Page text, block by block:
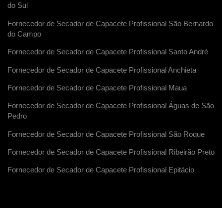
do Sul
Fornecedor de Secador de Capacete Profissional São Bernardo
do Campo
Fornecedor de Secador de Capacete Profissional Santo André
Fornecedor de Secador de Capacete Profissional Anchieta
Fornecedor de Secador de Capacete Profissional Maua
Fornecedor de Secador de Capacete Profissional Águas de São
Pedro
Fornecedor de Secador de Capacete Profissional São Roque
Fornecedor de Secador de Capacete Profissional Ribeirão Preto
Fornecedor de Secador de Capacete Profissional Epitácio